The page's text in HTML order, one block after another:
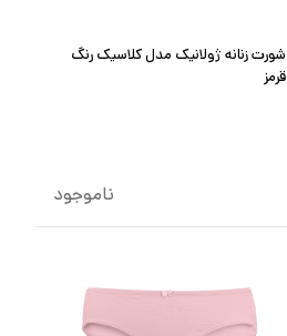
شورت زنانه ژولانیک مدل کلاسیک رنگ
قرمز
ناموجود